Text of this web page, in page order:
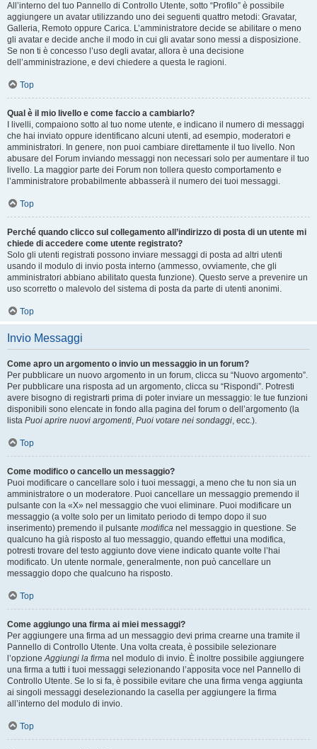
All’interno del tuo Pannello di Controllo Utente, sotto “Profilo” è possibile
aggiungere un avatar utilizzando uno dei seguenti quattro metodi: Gravatar,
Galleria, Remoto oppure Carica. L’amministratore decide se abilitare o meno
gli avatar e decide anche il modo in cui gli avatar sono messi a disposizione.
Se non ti è concesso l’uso degli avatar, allora è una decisione
dell’amministrazione, e devi chiedere a questa le ragioni.
Top
Qual è il mio livello e come faccio a cambiarlo?
I livelli, compaiono sotto al tuo nome utente, e indicano il numero di messaggi
che hai inviato oppure identificano alcuni utenti, ad esempio, moderatori e
amministratori. In genere, non puoi cambiare direttamente il tuo livello. Non
abusare del Forum inviando messaggi non necessari solo per aumentare il tuo
livello. La maggior parte dei Forum non tollera questo comportamento e
l’amministratore probabilmente abbasserà il numero dei tuoi messaggi.
Top
Perché quando clicco sul collegamento all’indirizzo di posta di un utente mi
chiede di accedere come utente registrato?
Solo gli utenti registrati possono inviare messaggi di posta ad altri utenti
usando il modulo di invio posta interno (ammesso, ovviamente, che gli
amministratori abbiano abilitato questa funzione). Questo serve a prevenire un
uso scorretto o malevolo del sistema di posta da parte di utenti anonimi.
Top
Invio Messaggi
Come apro un argomento o invio un messaggio in un forum?
Per pubblicare un nuovo argomento in un forum, clicca su “Nuovo argomento”.
Per pubblicare una risposta ad un argomento, clicca su “Rispondi”. Potresti
avere bisogno di registrarti prima di poter inviare un messaggio: le tue funzioni
disponibili sono elencate in fondo alla pagina del forum o dell’argomento (la
lista Puoi aprire nuovi argomenti, Puoi votare nei sondaggi, ecc.).
Top
Come modifico o cancello un messaggio?
Puoi modificare o cancellare solo i tuoi messaggi, a meno che tu non sia un
amministratore o un moderatore. Puoi cancellare un messaggio premendo il
pulsante con la «X» nel messaggio che vuoi eliminare. Puoi modificare un
messaggio (a volte solo per un limitato periodo di tempo dopo il suo
inserimento) premendo il pulsante modifica nel messaggio in questione. Se
qualcuno ha già risposto al tuo messaggio, quando effettui una modifica,
potresti trovare del testo aggiunto dove viene indicato quante volte l’hai
modificato. Un utente normale, generalmente, non può cancellare un
messaggio dopo che qualcuno ha risposto.
Top
Come aggiungo una firma ai miei messaggi?
Per aggiungere una firma ad un messaggio devi prima crearne una tramite il
Pannello di Controllo Utente. Una volta creata, è possibile selezionare
l’opzioneAggiungi la firma nel modulo di invio. È inoltre possibile aggiungere
una firma a tutti i tuoi messaggi selezionando l’apposita voce nel Pannello di
Controllo Utente. Se lo si fa, è possibile evitare che una firma venga aggiunta
ai singoli messaggi deselezionando la casella per aggiungere la firma
all’interno del modulo di invio.
Top